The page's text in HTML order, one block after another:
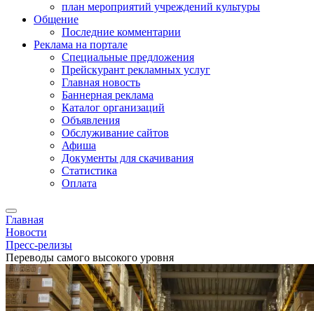
план мероприятий учреждений культуры
Общение
Последние комментарии
Реклама на портале
Специальные предложения
Прейскурант рекламных услуг
Главная новость
Баннерная реклама
Каталог организаций
Объявления
Обслуживание сайтов
Афиша
Документы для скачивания
Статистика
Оплата
Главная
Новости
Пресс-релизы
Переводы самого высокого уровня